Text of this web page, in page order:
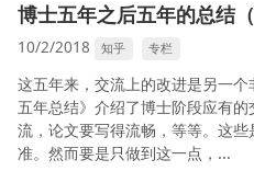
博士五年之后五年的总结（
10/2/2018 知乎 专栏
这五年来，交流上的改进是另一
五年总结》介绍了博士阶段应有
流，论文要写得流畅，等等。这
准。然而要是只做到这一点，...